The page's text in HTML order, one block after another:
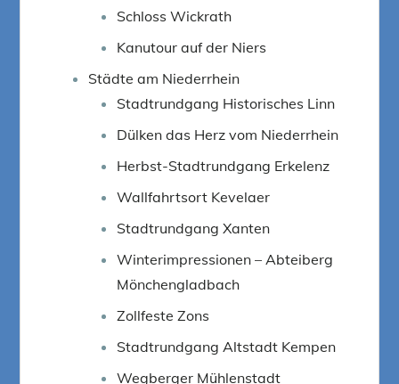
Schloss Wickrath
Kanutour auf der Niers
Städte am Niederrhein
Stadtrundgang Historisches Linn
Dülken das Herz vom Niederrhein
Herbst-Stadtrundgang Erkelenz
Wallfahrtsort Kevelaer
Stadtrundgang Xanten
Winterimpressionen – Abteiberg
Mönchengladbach
Zollfeste Zons
Stadtrundgang Altstadt Kempen
Wegberger Mühlenstadt